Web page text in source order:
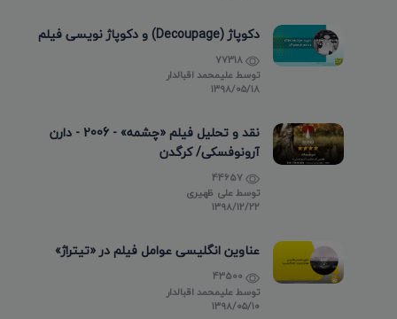
دکوپاژ (Decoupage) و دکوپاژ نویسی فیلم
توسطعلیمحمد اقبالدار
۱۳۹۸/۰۵/۱۸
نقد و تحلیل فیلم «چشمه» - 2006 - دارن
آرونوفسکی/ کرگدن
توسطعلی ظهیری
۱۳۹۸/۱۲/۲۲
عناوین انگلیسی عوامل فیلم در «تیتراژ»
توسطعلیمحمد اقبالدار
۱۳۹۸/۰۵/۱۰